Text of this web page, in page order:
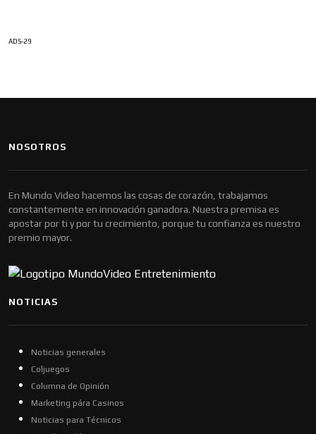
ADS-29
NOSOTROS
En Mundo Video hacemos las cosas de corazón, trabajamos
constantemente en innovación ganadora. Nuestra premisa es
apostar por ti y por tu crecimiento, porque tu confianza es nuestro
premio mayor.
NOTICIAS
Noticias generales
Coljuegos
Columna de Opinión
Marketing pára Casinos
Noticias para Técnicos